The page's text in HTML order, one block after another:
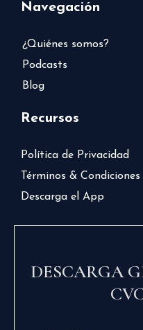
Navegación
¿Quiénes somos?
Podcasts
Blog
Recursos
Política de Privacidad
Términos & Condiciones
Descarga el App
DESCARGA